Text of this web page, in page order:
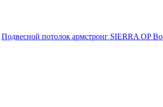
Подвесной потолок армстронг SIERRA OP